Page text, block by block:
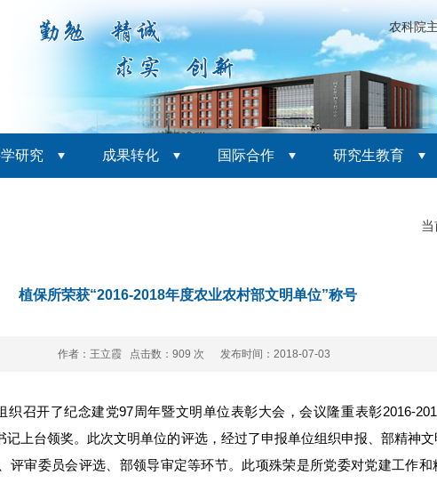
农科院
研究 成果转化 国际合作 研究生教育
当
植保所荣获“2016-2018年度农业农村部文明单位”称号
作者：王立霞 点击数： 909 次 发布时间：2018-07-03
织召开了纪念建党97周年暨文明单位表彰大会，会议隆重表彰2016-
上台领奖。此次文明单位的评选，经过了申报单位组织申报、部精神
评审委员会评选、部领导审定等环节。此项殊荣是所党委对党建工作